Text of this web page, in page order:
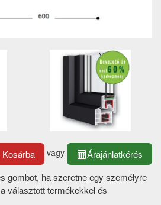
Kosárba vagy
Árajánlatkérés
gombot, ha szeretne egy személyre
választott termékekkel és